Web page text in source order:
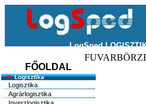
FŐOLDAL
Logisztika
Logisztika
Agrárlogisztika